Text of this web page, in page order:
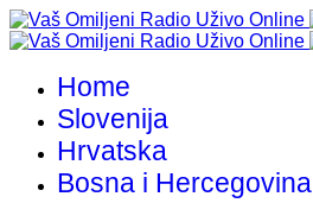
Home
Slovenija
Hrvatska
Bosna i Hercegovina